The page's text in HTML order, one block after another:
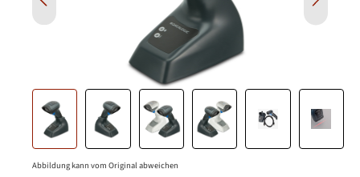
Abbildung kann vom Original abweichen